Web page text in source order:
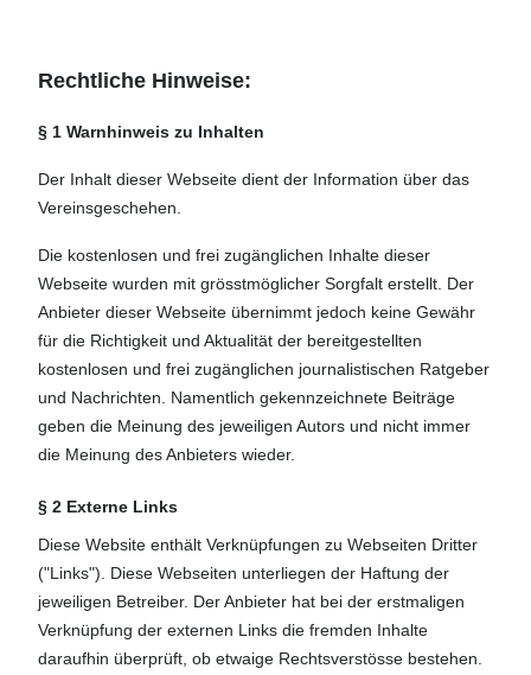
Rechtliche Hinweise:
§ 1 Warnhinweis zu Inhalten
Der Inhalt dieser Webseite dient der Information über das
Vereinsgeschehen.
Die kostenlosen und frei zugänglichen Inhalte dieser
Webseite wurden mit grösstmöglicher Sorgfalt erstellt. Der
Anbieter dieser Webseite übernimmt jedoch keine Gewähr
für die Richtigkeit und Aktualität der bereitgestellten
kostenlosen und frei zugänglichen journalistischen Ratgeber
und Nachrichten. Namentlich gekennzeichnete Beiträge
geben die Meinung des jeweiligen Autors und nicht immer
die Meinung des Anbieters wieder.
§ 2 Externe Links
Diese Website enthält Verknüpfungen zu Webseiten Dritter
("Links"). Diese Webseiten unterliegen der Haftung der
jeweiligen Betreiber. Der Anbieter hat bei der erstmaligen
Verknüpfung der externen Links die fremden Inhalte
daraufhin überprüft, ob etwaige Rechtsverstösse bestehen.